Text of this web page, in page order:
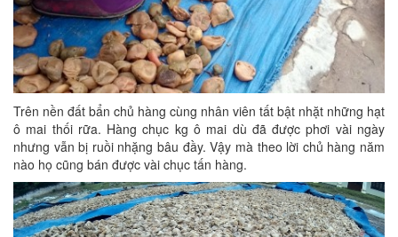
Trên nền đất bẩn chủ hàng cùng nhân viên tất bật nhặt những hạt
ô mai thối rữa. Hàng chục kg ô mai dù đã được phơi vài ngày
nhưng vẫn bị ruồi nhặng bâu đầy. Vậy mà theo lời chủ hàng năm
nào họ cũng bán được vài chục tấn hàng.